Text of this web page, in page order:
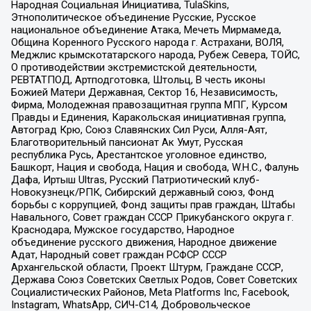
Народная Социальная Инициатива, TulaSkins,
Этнополитическое объединение Русские, Русское
национальное объединение Атака, Мечеть Мирмамеда,
Община Коренного Русского народа г. Астрахани, ВОЛЯ,
Меджлис крымскотатарского народа, Рубеж Севера, ТОЙС,
О противодействии экстремистской деятельности,
РЕВТАТПОД, Артподготовка, Штольц, В честь иконы
Божией Матери Державная, Сектор 16, Независимость,
Фирма, Молодежная правозащитная группа МПГ, Курсом
Правды и Единения, Каракольская инициативная группа,
Автоград Крю, Союз Славянских Сил Руси, Алля-Аят,
Благотворительный пансионат Ак Умут, Русская
республика Русь, Арестантское уголовное единство,
Башкорт, Нация и свобода, Нация и свобода, W.H.С., Фалунь
Дафа, Иртыш Ultras, Русский Патриотический клуб-
Новокузнецк/РПК, Сибирский державный союз, Фонд
борьбы с коррупцией, Фонд защиты прав граждан, Штабы
Навального, Совет граждан СССР Прикубанского округа г.
Краснодара, Мужское государство, Народное
объединение русского движения, Народное движение
Адат, Народный совет граждан РСФСР СССР
Архангельской области, Проект Штурм, Граждане СССР,
Держава Союз Советских Светлых Родов, Совет Советских
Социалистических Районов, Meta Platforms Inc, Facebook,
Instagram, WhatsApp, СИЧ-С14, Добровольческое